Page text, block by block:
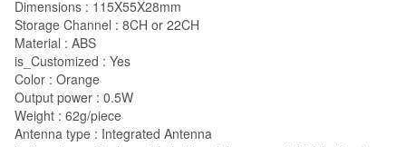
Dimensions : 115X55X28mm
Storage Channel : 8CH or 22CH
Material : ABS
is_Customized : Yes
Color : Orange
Output power : 0.5W
Weight : 62g/piece
Antenna type : Integrated Antenna